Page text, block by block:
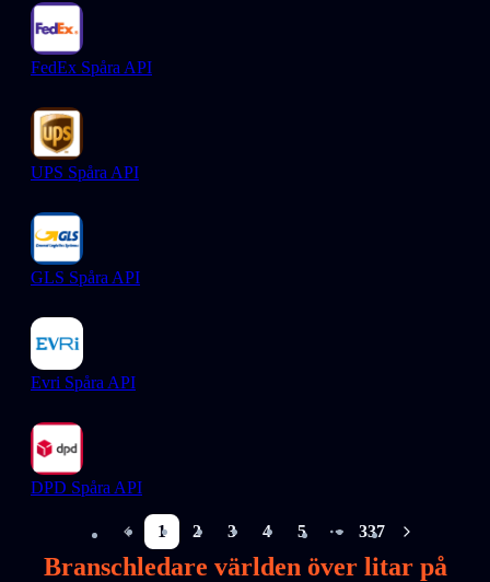
FedEx Spåra API
UPS Spåra API
GLS Spåra API
Evri Spåra API
DPD Spåra API
1 2 3 4 5
More pages
337
Branschledare världen över litar på